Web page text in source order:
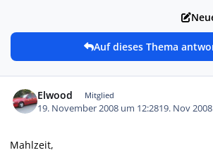
Auf dieses Thema
Elwood Mitglied
19. November 2008 um 12:2819. Nov 2008
Mahlzeit,